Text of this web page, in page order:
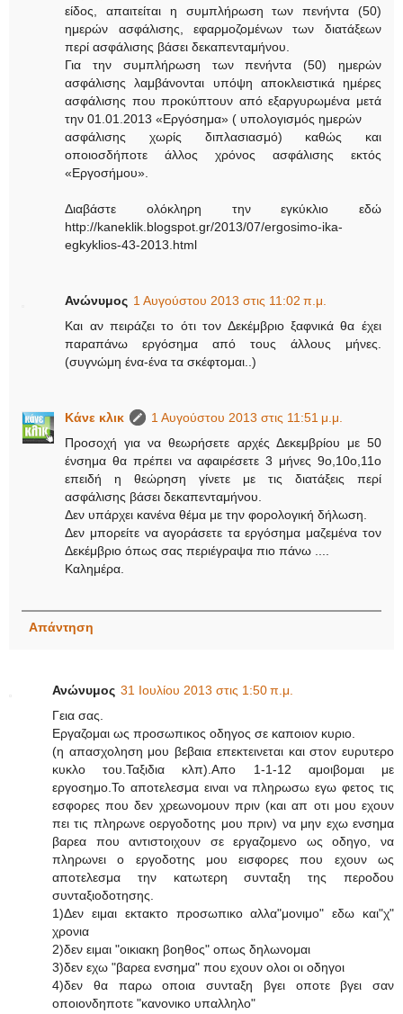
είδος, απαιτείται η συμπλήρωση των πενήντα (50)
ημερών ασφάλισης, εφαρμοζομένων των διατάξεων
περί ασφάλισης βάσει δεκαπενταμήνου.
Για την συμπλήρωση των πενήντα (50) ημερών
ασφάλισης λαμβάνονται υπόψη αποκλειστικά ημέρες
ασφάλισης που προκύπτουν από εξαργυρωμένα μετά
την 01.01.2013 «Εργόσημα» ( υπολογισμός ημερών
ασφάλισης χωρίς διπλασιασμό) καθώς και
οποιοσδήποτε άλλος χρόνος ασφάλισης εκτός
«Εργοσήμου».
Διαβάστε ολόκληρη την εγκύκλιο εδώ
http://kaneklik.blogspot.gr/2013/07/ergosimo-ika-
egkyklios-43-2013.html
Ανώνυμος 1 Αυγούστου 2013 στις 11:02 π.μ.
Και αν πειράζει το ότι τον Δεκέμβριο ξαφνικά θα έχει
παραπάνω εργόσημα από τους άλλους μήνες.
(συγνώμη ένα-ένα τα σκέφτομαι..)
Κάνε κλικ
1 Αυγούστου 2013 στις 11:51 μ.μ.
Προσοχή για να θεωρήσετε αρχές Δεκεμβρίου με 50
ένσημα θα πρέπει να αφαιρέσετε 3 μήνες 9ο,10ο,11ο
επειδή η θεώρηση γίνετε με τις διατάξεις περί
ασφάλισης βάσει δεκαπενταμήνου.
Δεν υπάρχει κανένα θέμα με την φορολογική δήλωση.
Δεν μπορείτε να αγοράσετε τα εργόσημα μαζεμένα τον
Δεκέμβριο όπως σας περιέγραψα πιο πάνω ....
Καλημέρα.
Απάντηση
Ανώνυμος 31 Ιουλίου 2013 στις 1:50 π.μ.
Γεια σας.
Εργαζομαι ως προσωπικος οδηγος σε καποιον κυριο.
(η απασχοληση μου βεβαια επεκτεινεται και στον ευρυτερο
κυκλο του.Ταξιδια κλπ).Απο 1-1-12 αμοιβομαι με
εργοσημο.Το αποτελεσμα ειναι να πληρωσω εγω φετος τις
εσφορες που δεν χρεωνομουν πριν (και απ οτι μου εχουν
πει τις πληρωνε οεργοδοτης μου πριν) να μην εχω ενσημα
βαρεα που αντιστοιχουν σε εργαζομενο ως οδηγο, να
πληρωνει ο εργοδοτης μου εισφορες που εχουν ως
αποτελεσμα την κατωτερη συνταξη της περοδου
συνταξιοδοτησης.
1)Δεν ειμαι εκτακτο προσωπικο αλλα"μονιμο" εδω και"χ"
χρονια
2)δεν ειμαι "οικιακη βοηθος" οπως δηλωνομαι
3)δεν εχω "βαρεα ενσημα" που εχουν ολοι οι οδηγοι
4)δεν θα παρω οποια συνταξη βγει οποτε βγει σαν
οποιονδηποτε "κανονικο υπαλληλο"